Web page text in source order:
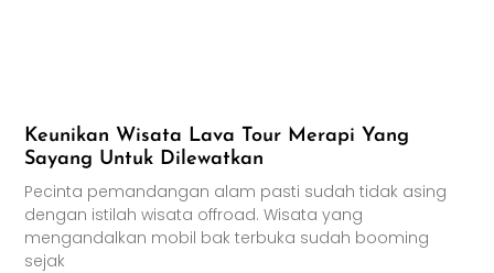
Keunikan Wisata Lava Tour Merapi Yang
Sayang Untuk Dilewatkan
Pecinta pemandangan alam pasti sudah tidak asing
dengan istilah wisata offroad. Wisata yang
mengandalkan mobil bak terbuka sudah booming
sejak